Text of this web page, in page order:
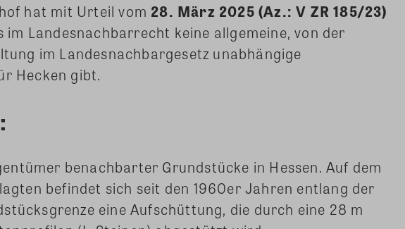
hat mit Urteil vom 28. März 2025 (Az.: V ZR 185/23)
im Landesnachbarrecht keine allgemeine, von der
im Landesnachbargesetz unabhängige
Hecken gibt.
benachbarter Grundstücke in Hessen. Auf dem
befindet sich seit den 1960er Jahren entlang der
eine Aufschüttung, die durch eine 28 m